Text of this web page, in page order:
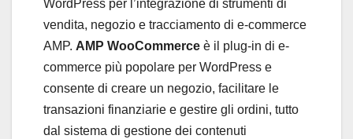
WordPress per l’integrazione di strumenti di
vendita, negozio e tracciamento di e-commerce
AMP. AMP WooCommerce è il plug-in di e-
commerce più popolare per WordPress e
consente di creare un negozio, facilitare le
transazioni finanziarie e gestire gli ordini, tutto
dal sistema di gestione dei contenuti